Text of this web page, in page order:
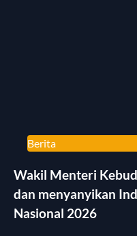
Berita
Wakil Menteri
dan menyanyikan
Nasional 2026